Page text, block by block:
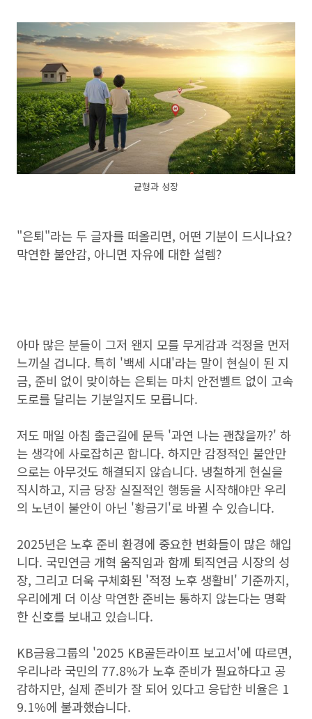
균형과 성장
"은퇴"라는 두 글자를 떠올리면, 어떤 기분이 드시나요?
막연한 불안감, 아니면 자유에 대한 설렘?
아마 많은 분들이 그저 왠지 모를 무게감과 걱정을 먼저
느끼실 겁니다. 특히 '백세 시대'라는 말이 현실이 된 지
금, 준비 없이 맞이하는 은퇴는 마치 안전벨트 없이 고속
도로를 달리는 기분일지도 모릅니다.
저도 매일 아침 출근길에 문득 '과연 나는 괜찮을까?' 하
는 생각에 사로잡히곤 합니다. 하지만 감정적인 불안만
으로는 아무것도 해결되지 않습니다. 냉철하게 현실을
직시하고, 지금 당장 실질적인 행동을 시작해야만 우리
의 노년이 불안이 아닌 '황금기'로 바뀔 수 있습니다.
2025년은 노후 준비 환경에 중요한 변화들이 많은 해입
니다. 국민연금 개혁 움직임과 함께 퇴직연금 시장의 성
장, 그리고 더욱 구체화된 '적정 노후 생활비' 기준까지,
우리에게 더 이상 막연한 준비는 통하지 않는다는 명확
한 신호를 보내고 있습니다.
KB금융그룹의 '2025 KB골든라이프 보고서'에 따르면,
우리나라 국민의 77.8%가 노후 준비가 필요하다고 공
감하지만, 실제 준비가 잘 되어 있다고 응답한 비율은 1
9.1%에 불과했습니다.